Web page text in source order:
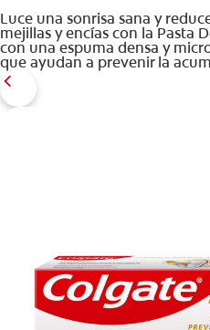
Luce una sonrisa sana y
mejillas y encías con la Pasta
con una espuma densa y
que ayudan a prevenir la